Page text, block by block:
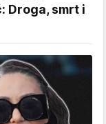
Droga, smrt i